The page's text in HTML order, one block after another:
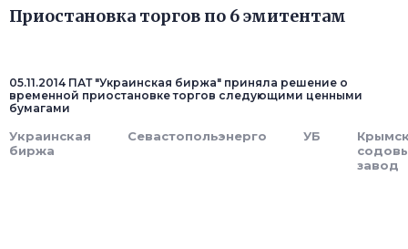
Приостановка торгов по 6 эмитентам
05.11.2014 ПАТ "Украинская биржа" приняла решение о
временной приостановке торгов следующими ценными
бумагами
Украинская
биржа
Севастопольэнерго УБ
завод